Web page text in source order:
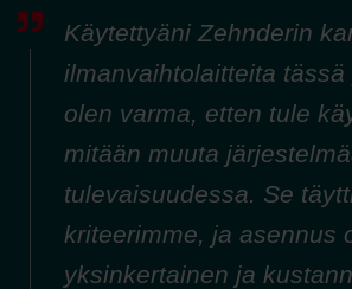
Käytettyäni Zehnderin
ilmanvaihtolaitteita tässä
olen varma, etten tule
mitään muuta
tulevaisuudessa. Se
kriteerimme, ja asennus
yksinkertainen ja